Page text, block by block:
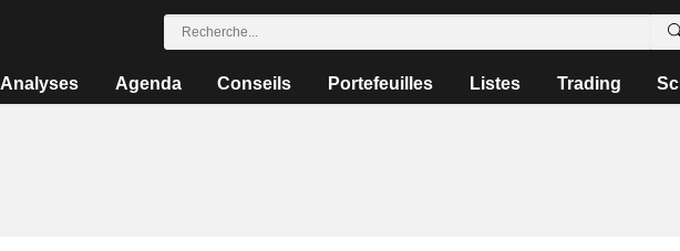
Analyses Agenda Conseils Portefeuilles Listes Trading